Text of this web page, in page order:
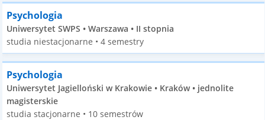
Psychologia
Uniwersytet SWPS • Warszawa • II stopnia
studia niestacjonarne • 4 semestry
Psychologia
Uniwersytet Jagielloński w Krakowie • Kraków • jednolite
magisterskie
studia stacjonarne • 10 semestrów